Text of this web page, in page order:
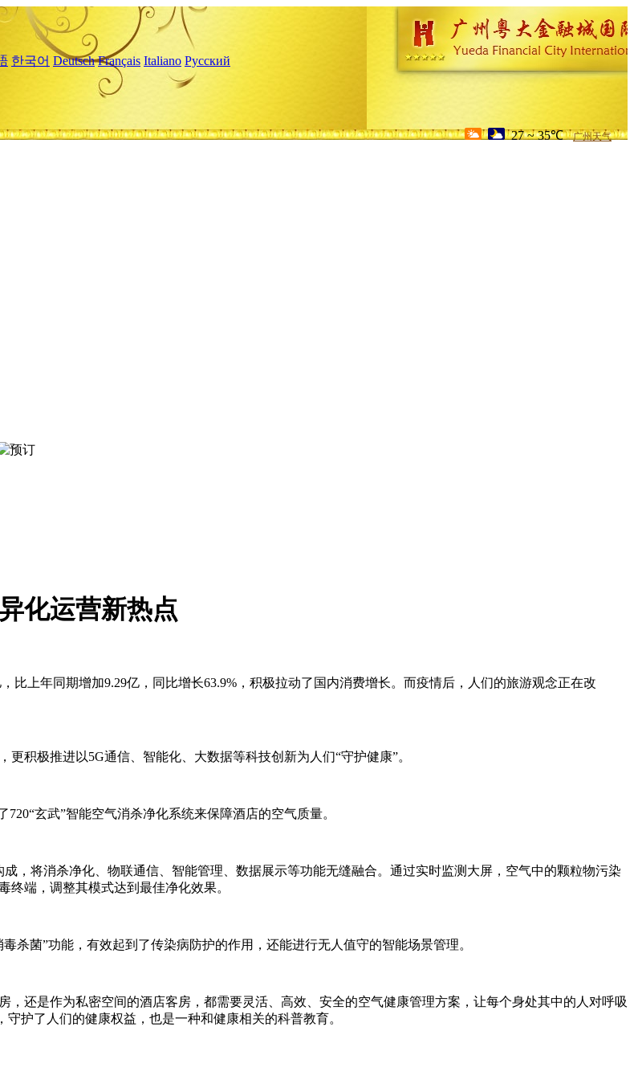
한국어 Deutsch Français Italiano Русский
27 ~ 35℃ 广州天气
化运营新热点
比上年同期增加9.29亿，同比增长63.9%，积极拉动了国内消费增长。而疫情后，人们的旅游观念正在改
积极推进以5G通信、智能化、大数据等科技创新为人们“守护健康”。
玄武”智能空气消杀净化系统来保障酒店的空气质量。
，将消杀净化、物联通信、智能管理、数据展示等功能无缝融合。通过实时监测大屏，空气中的颗粒物污染
端，调整其模式达到最佳净化效果。
杀菌”功能，有效起到了传染病防护的作用，还能进行无人值守的智能场景管理。
还是作为私密空间的酒店客房，都需要灵活、高效、安全的空气健康管理方案，让每个身处其中的人对呼吸
护了人们的健康权益，也是一种和健康相关的科普教育。